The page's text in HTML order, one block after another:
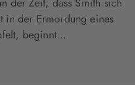
in der Ermordung eines
beginnt…